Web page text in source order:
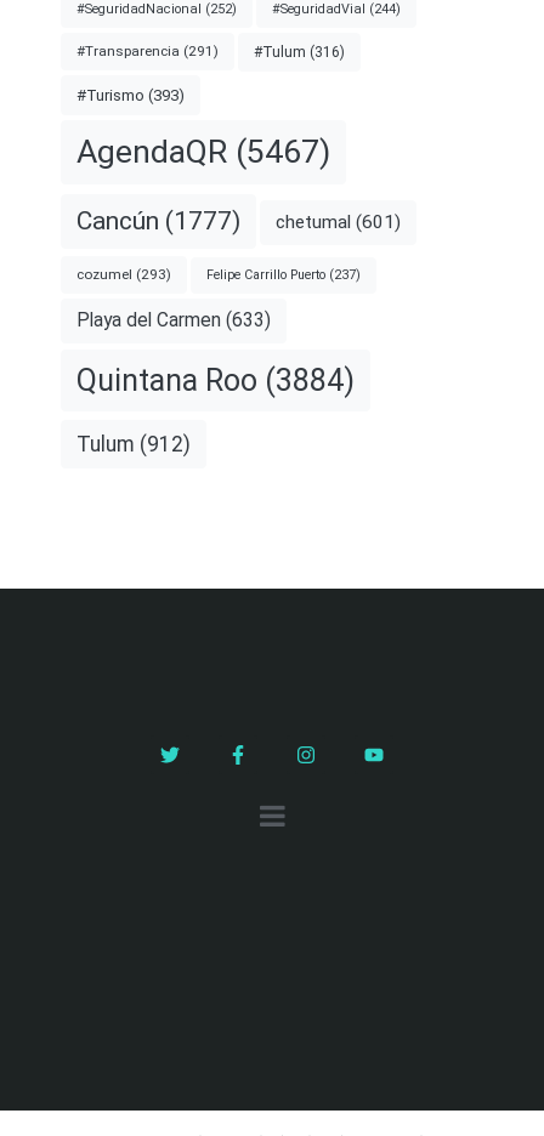
#SeguridadNacional (252) #SeguridadVial (244)
#Transparencia (291) #Tulum (316)
#Turismo (393)
AgendaQR (5467)
Cancún (1777) chetumal (601)
cozumel (293) Felipe Carrillo Puerto (237)
Playa del Carmen (633)
Quintana Roo (3884)
Tulum (912)